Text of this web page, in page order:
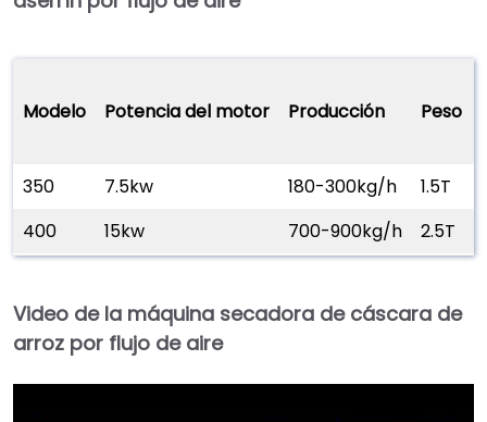
Modelo Potencia del motor Producción Peso
350 7.5kw 180-300kg/h 1.5T
400
15kw 700-900kg/h 2.5T
Video de la máquina secadora de cáscara de
arroz por flujo de aire